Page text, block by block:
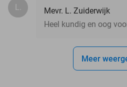
L.
Mevr. L. Zuiderwijk
Heel kundig en oog
Meer